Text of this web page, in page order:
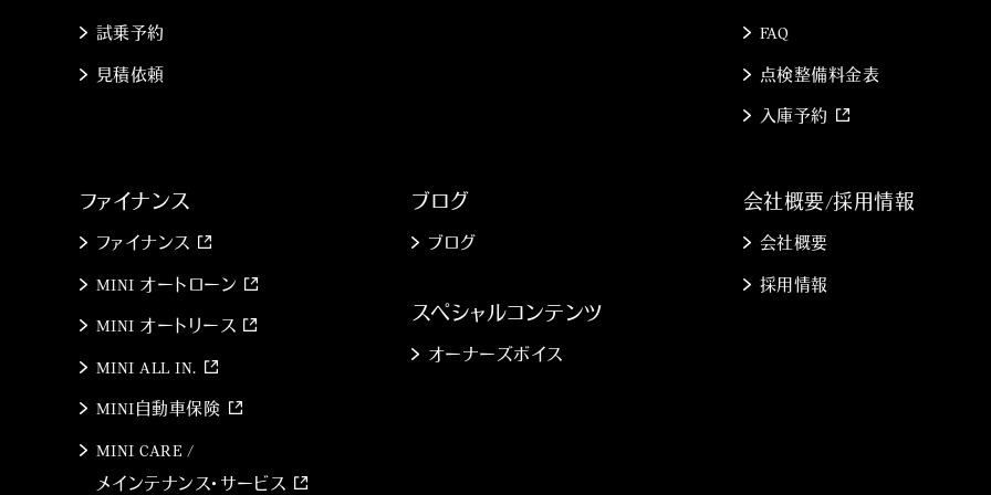
試乗予約
見積依頼
FAQ
点検整備料金表
入庫予約
ファイナンス
ファイナンス
MINI オートローン
MINI オートリース
MINI ALL IN.
MINI自動車保険
MINI CARE /
メインテナンス・サービス
ブログ
ブログ
スペシャルコンテンツ
オーナーズボイス
会社概要/採用情報
会社概要
採用情報